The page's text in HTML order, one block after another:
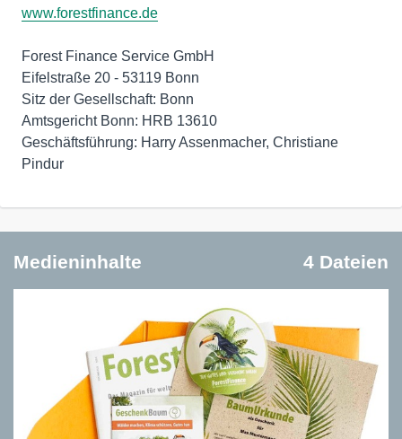
www.forestfinance.de
Forest Finance Service GmbH
Eifelstraße 20 - 53119 Bonn
Sitz der Gesellschaft: Bonn
Amtsgericht Bonn: HRB 13610
Geschäftsführung: Harry Assenmacher, Christiane
Pindur
Medieninhalte 4 Dateien